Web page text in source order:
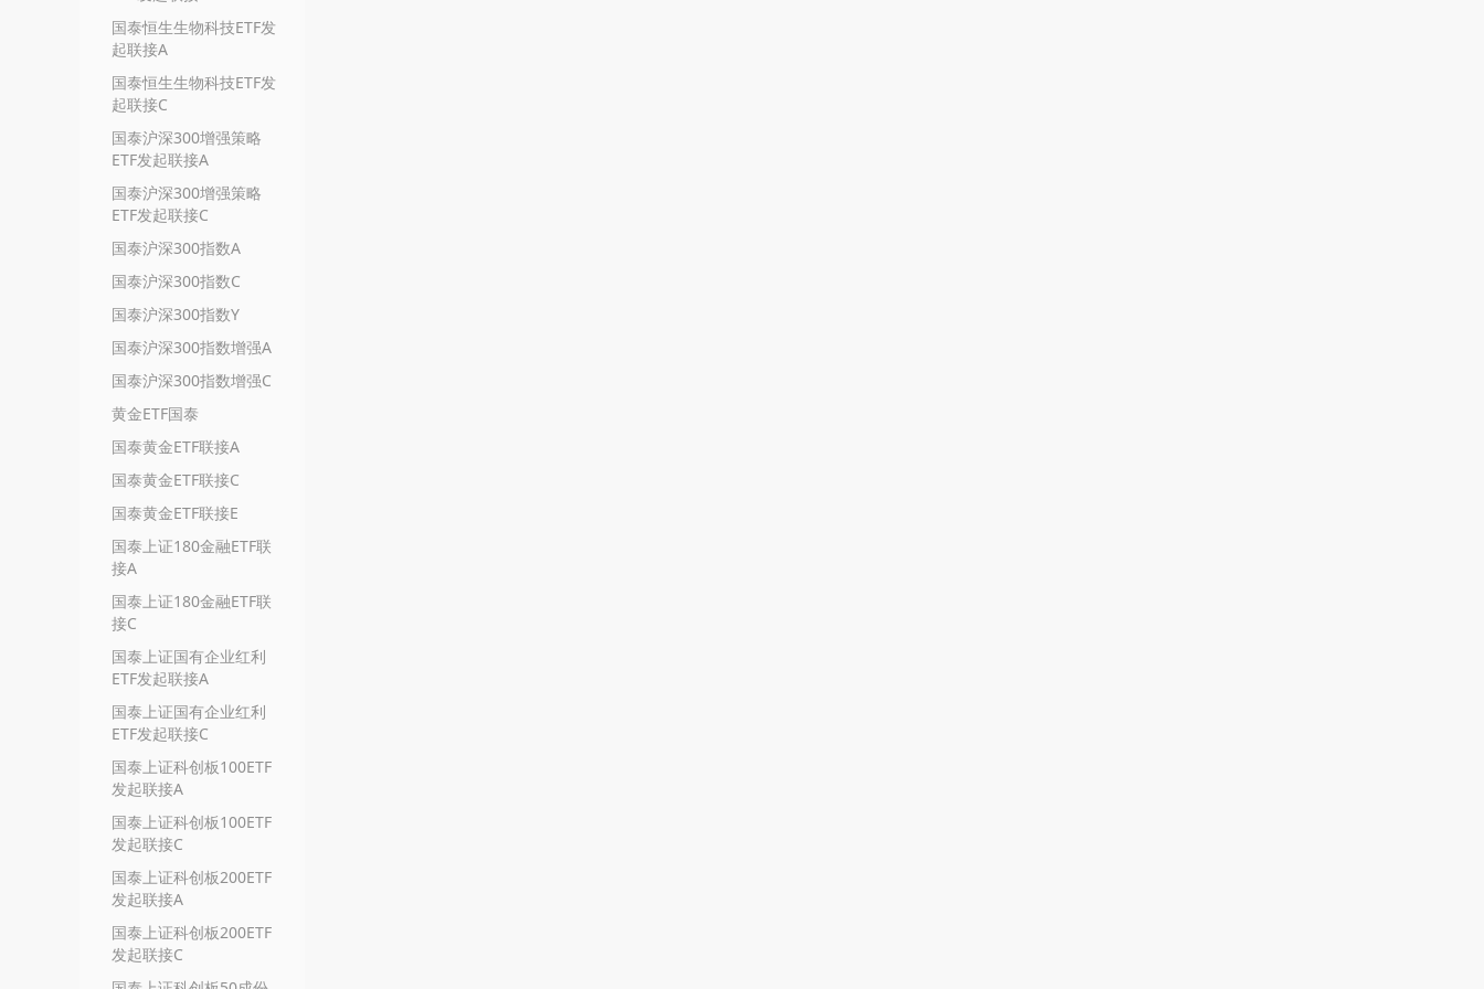
国泰恒生生物科技ETF发
起联接A
国泰恒生生物科技ETF发
起联接C
国泰沪深300增强策略
ETF发起联接A
国泰沪深300增强策略
ETF发起联接C
国泰沪深300指数A
国泰沪深300指数C
国泰沪深300指数Y
国泰沪深300指数增强A
国泰沪深300指数增强C
黄金ETF国泰
国泰黄金ETF联接A
国泰黄金ETF联接C
国泰黄金ETF联接E
国泰上证180金融ETF联
接A
国泰上证180金融ETF联
接C
国泰上证国有企业红利
ETF发起联接A
国泰上证国有企业红利
ETF发起联接C
国泰上证科创板100ETF
发起联接A
国泰上证科创板100ETF
发起联接C
国泰上证科创板200ETF
发起联接A
国泰上证科创板200ETF
发起联接C